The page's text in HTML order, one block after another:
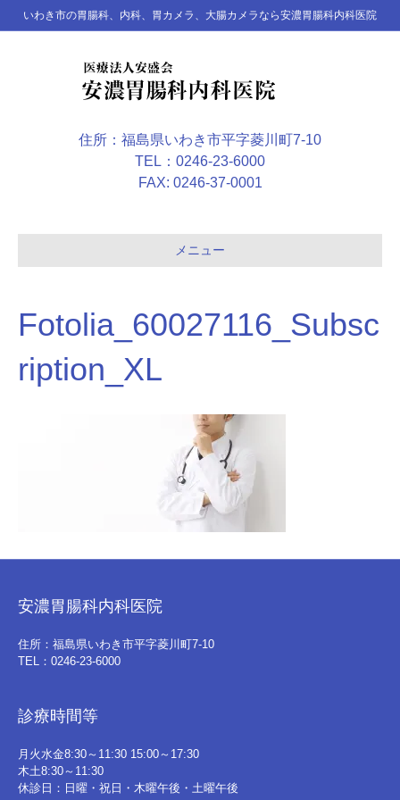
いわき市の胃腸科、内科、胃カメラ、大腸カメラなら安濃胃腸科内科医院
住所：福島県いわき市平字菱川町7-10
TEL：0246-23-6000
FAX: 0246-37-0001
メニュー
Fotolia_60027116_Subsc
ription_XL
安濃胃腸科内科医院
住所：福島県いわき市平字菱川町7-10
TEL：0246-23-6000
診療時間等
月火水金8:30～11:30 15:00～17:30
木土8:30～11:30
休診日：日曜・祝日・木曜午後・土曜午後